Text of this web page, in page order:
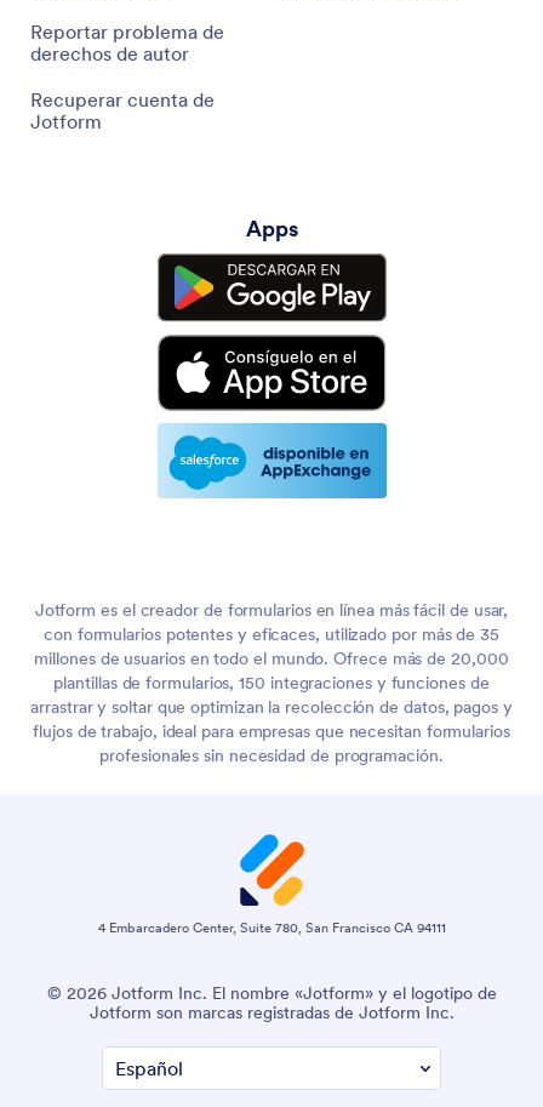
Reportar problema de
derechos de autor
Recuperar cuenta de
Jotform
Apps
Jotform es el creador de formularios en línea más fácil de usar,
con formularios potentes y eficaces, utilizado por más de 35
millones de usuarios en todo el mundo. Ofrece más de 20,000
plantillas de formularios, 150 integraciones y funciones de
arrastrar y soltar que optimizan la recolección de datos, pagos y
flujos de trabajo, ideal para empresas que necesitan formularios
profesionales sin necesidad de programación.
4 Embarcadero Center, Suite 780, San Francisco CA 94111
© 2026 Jotform Inc. El nombre «Jotform» y el logotipo de
Jotform son marcas registradas de Jotform Inc.